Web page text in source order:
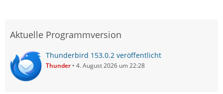
Aktuelle Programmversion
Thunderbird 153.0.2 veröffentlicht
Thunder 4. August 2026 um 22:28